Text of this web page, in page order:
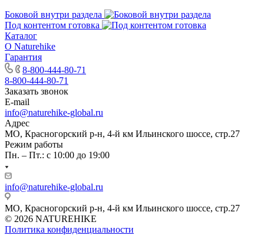
Боковой внутри раздела
Под контентом готовка
Каталог
О Naturehike
Гарантия
8-800-444-80-71
8-800-444-80-71
Заказать звонок
E-mail
info@naturehike-global.ru
Адрес
МО, Красногорский р-н, 4-й км Ильинского шоссе, стр.27
Режим работы
Пн. – Пт.: с 10:00 до 19:00
info@naturehike-global.ru
МО, Красногорский р-н, 4-й км Ильинского шоссе, стр.27
© 2026 NATUREHIKE
Политика конфиденциальности